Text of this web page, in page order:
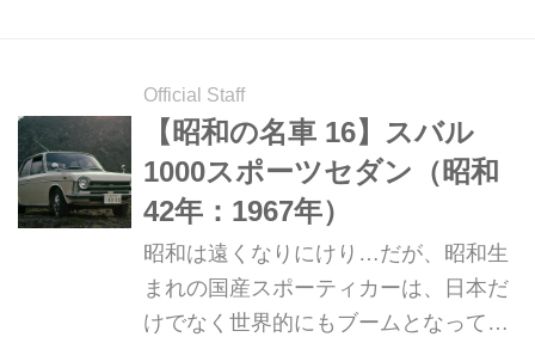
Official Staff
【昭和の名車 16】スバル
1000スポーツセダン（昭和
42年：1967年）
昭和は遠くなりにけり…だが、昭和生
まれの国産スポーティカーは、日本だ
けでなく世界的にもブームとなってい